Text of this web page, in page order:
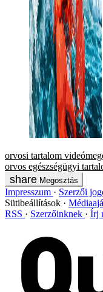
orvosi tartalom
orvos egészségügyi
Megosztás
Impresszum Szerzői
Sütibeállítások
RSS
Szerzőinknek Írj